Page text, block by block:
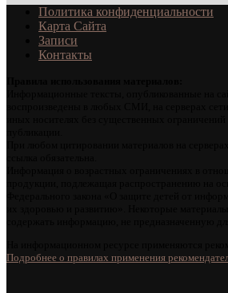
Политика конфиденциальности
Карта Сайта
Записи
Контакты
Подробнее о правилах применения